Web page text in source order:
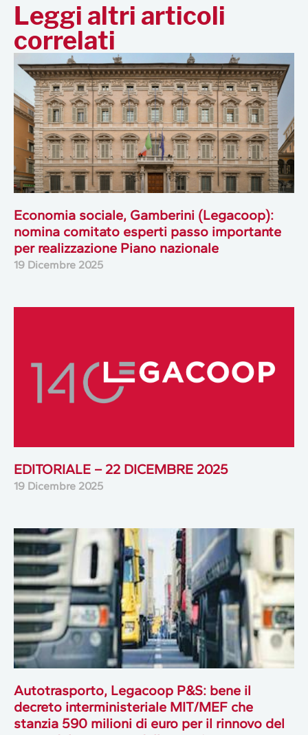
Leggi altri articoli
correlati
Economia sociale, Gamberini (Legacoop):
nomina comitato esperti passo importante
per realizzazione Piano nazionale
19 Dicembre 2025
EDITORIALE – 22 DICEMBRE 2025
19 Dicembre 2025
Autotrasporto, Legacoop P&S: bene il
decreto interministeriale MIT/MEF che
stanzia 590 milioni di euro per il rinnovo del